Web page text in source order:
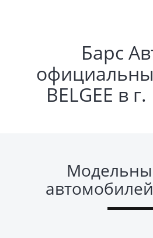
Барс
BELGEE в
автомобилей